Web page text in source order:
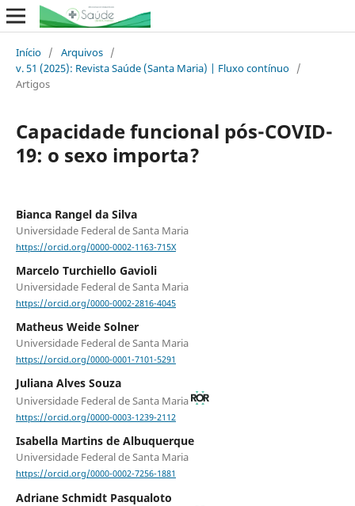
Início / Arquivos /
v. 51 (2025): Revista Saúde (Santa Maria) | Fluxo contínuo /
Artigos
Capacidade funcional pós-COVID-
19: o sexo importa?
Bianca Rangel da Silva
Universidade Federal de Santa Maria
https://orcid.org/0000-0002-1163-715X
Marcelo Turchiello Gavioli
Universidade Federal de Santa Maria
https://orcid.org/0000-0002-2816-4045
Matheus Weide Solner
Universidade Federal de Santa Maria
https://orcid.org/0000-0001-7101-5291
Juliana Alves Souza
Universidade Federal de Santa Maria
https://orcid.org/0000-0003-1239-2112
Isabella Martins de Albuquerque
Universidade Federal de Santa Maria
https://orcid.org/0000-0002-7256-1881
Adriane Schmidt Pasqualoto